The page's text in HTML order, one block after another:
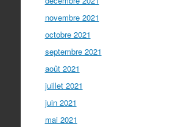
novembre 2021
octobre 2021
septembre 2021
août 2021
juillet 2021
juin 2021
mai 2021